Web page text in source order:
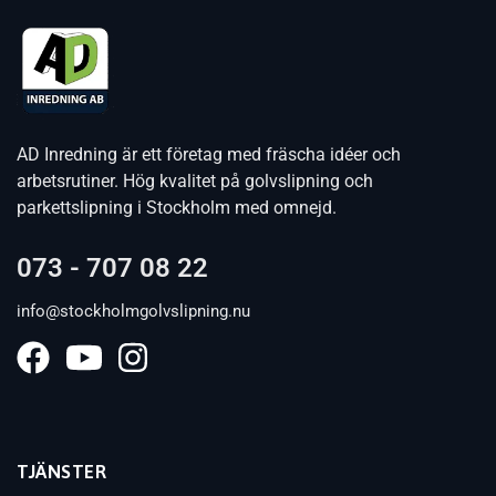
AD Inredning är ett företag med fräscha idéer och
arbetsrutiner. Hög kvalitet på golvslipning och
parkettslipning i Stockholm med omnejd.
073 - 707 08 22
info@stockholmgolvslipning.nu
TJÄNSTER